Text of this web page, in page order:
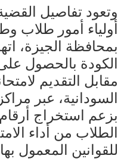
وتعود تفاصيل
أولياء أمور طلاب
بمحافظة الجيزة،
الكودة بالحصول على
مقابل التقديم
السودانية، عبر
بزعم استخراج
الطلاب من أداء
للقوانين المعمول